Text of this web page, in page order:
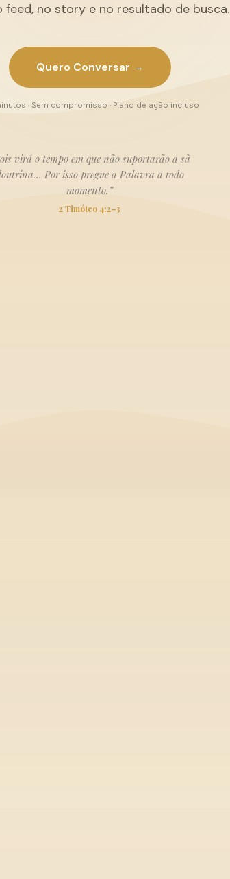
feed, no story e no resultado de busca.
Quero Conversar →
· Sem compromisso · Plano de ação incluso
virá o tempo em que não suportarão a sã
Por isso pregue a Palavra a todo
momento.”
2 Timóteo 4:2–3